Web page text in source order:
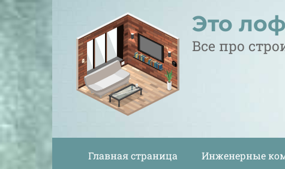
к
контенту
Это
Все про
Главная страница Инженерные